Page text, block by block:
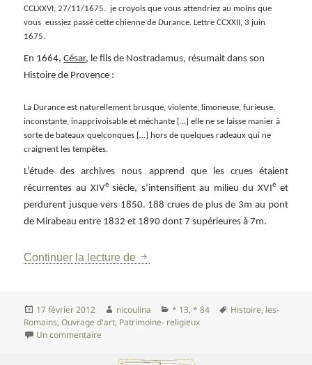
CCLXXVI, 27/11/1675. je croyois que vous attendriez au moins que
vous eussiez passé cette chienne de Durance. Lettre CCXXII, 3 juin
1675.
En 1664,César, le fils de Nostradamus, résumait dans son
Histoire de Provence :
La Durance est naturellement brusque, violente, limoneuse, furieuse,
inconstante, inapprivoisable et méchante […] elle ne se laisse manier à
sorte de bateaux quelconques […] hors de quelques radeaux qui ne
craignent les tempêtes.
L’étude des archives nous apprend que les crues étaient
récurrentes au XIVèsiècle, s’intensifient au milieu du XVI è et
perdurent jusque vers 1850. 188 crues de plus de 3m au pont
de Mirabeau entre 1832 et 1890 dont 7 supérieures à 7m.
Continuer la lecture de Traverser la Durance à Mirabeau
Publié
le
17 février 2012 Auteur
nicoulina Catégories
* 13,* 84
Mots-
Histoire, les-
Romains,Ouvrage d'art, Patrimoine- religieux
Un commentaire